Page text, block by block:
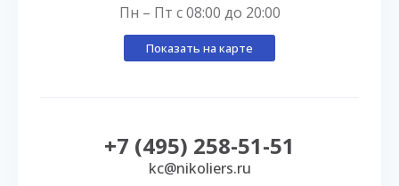
Пн – Пт с 08:00 до 20:00
Показать на карте
+7 (495) 258-51-51
kc@nikoliers.ru